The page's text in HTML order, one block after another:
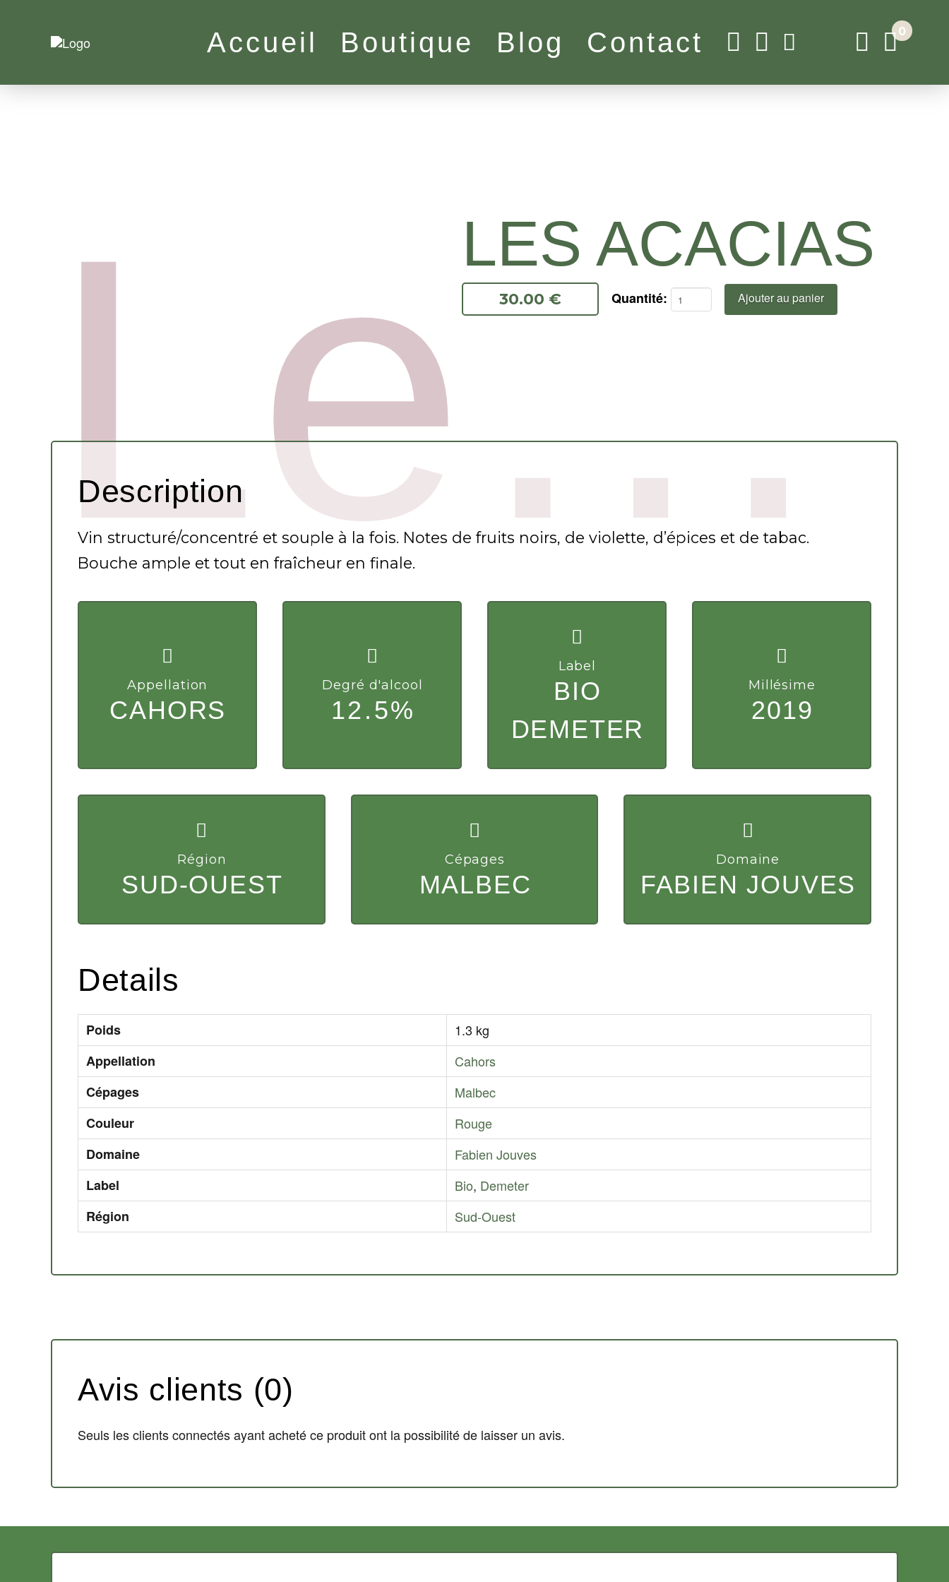
Accueil Boutique Blog Contact 0
Les Acacias
LES ACACIAS
30.00 €
Ajouter au panier
Description
Vin structuré/concentré et souple à la fois. Notes de fruits noirs, de violette, d’épices et de tabac.
Bouche ample et tout en fraîcheur en finale.
Appellation
CAHORS
Degré d'alcool
12.5%
Label
BIO
DEMETER
Millésime
2019
Région
SUD-OUEST
Cépages
MALBEC
Domaine
FABIEN JOUVES
Details
Poids
1.3 kg
Appellation
Cahors
Cépages
Malbec
Couleur
Rouge
Domaine
Fabien Jouves
Label
Bio, Demeter
Région
Sud-Ouest
Avis clients (0)
Seuls les clients connectés ayant acheté ce produit ont la possibilité de laisser un avis.